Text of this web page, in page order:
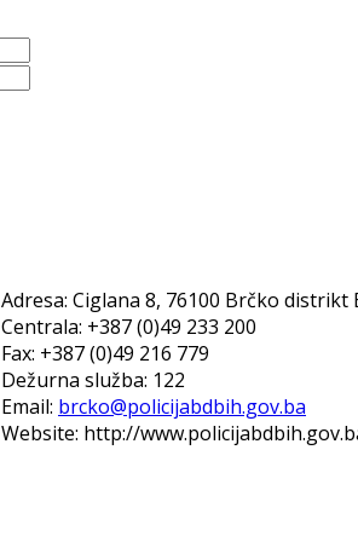
Adresa: Ciglana 8, 76100 Brčko distrikt
Centrala: +387 (0)49 233 200
Fax: +387 (0)49 216 779
Dežurna služba: 122
Email: brcko@policijabdbih.gov.ba
Website: http://